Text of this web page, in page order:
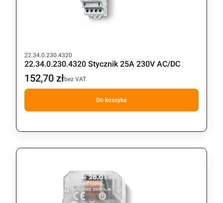
Kod produktu
22.34.0.230.4320
22.34.0.230.4320 Stycznik 25A 230V AC/DC
Cena
152,70 złbez VAT
Do koszyka